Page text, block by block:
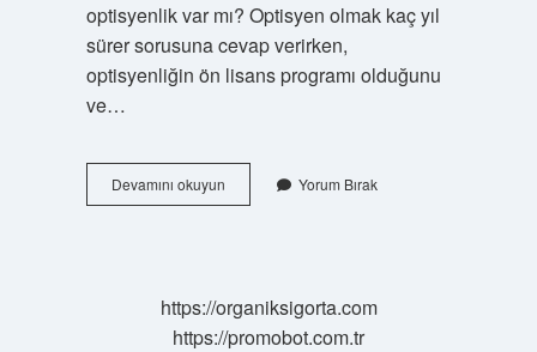
optisyenlik var mı? Optisyen olmak kaç yıl
sürer sorusuna cevap verirken,
optisyenliğin ön lisans programı olduğunu
ve…
Devamını okuyunOptometri
Bölümü
Yorum Bırak
https://organiksigorta.com
https://promobot.com.tr